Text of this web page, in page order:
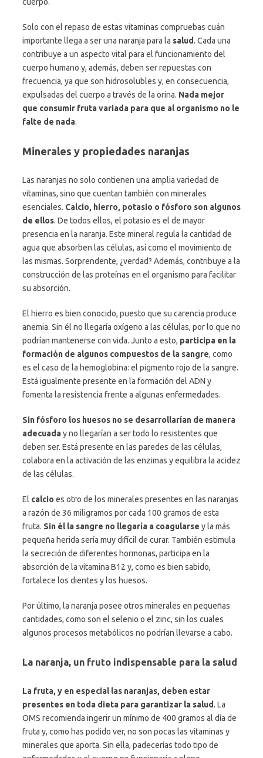
Solo con el repaso de estas vitaminas compruebas cuán
importante llega a ser una naranja para la salud. Cada una
contribuye a un aspecto vital para el funcionamiento del
cuerpo humano y, además, deben ser repuestas con
frecuencia, ya que son hidrosolubles y, en consecuencia,
expulsadas del cuerpo a través de la orina. Nada mejor
que consumir fruta variada para que al organismo no le
falte de nada.
Minerales y propiedades naranjas
Las naranjas no solo contienen una amplia variedad de
vitaminas, sino que cuentan también con minerales
esenciales. Calcio, hierro, potasio o fósforo son algunos
de ellos. De todos ellos, el potasio es el de mayor
presencia en la naranja. Este mineral regula la cantidad de
agua que absorben las células, así como el movimiento de
las mismas. Sorprendente, ¿verdad? Además, contribuye a la
construcción de las proteínas en el organismo para facilitar
su absorción.
El hierro es bien conocido, puesto que su carencia produce
anemia. Sin él no llegaría oxígeno a las células, por lo que no
podrían mantenerse con vida. Junto a esto, participa en la
formación de algunos compuestos de la sangre, como
es el caso de la hemoglobina: el pigmento rojo de la sangre.
Está igualmente presente en la formación del ADN y
fomenta la resistencia frente a algunas enfermedades.
Sin fósforo los huesos no se desarrollarían de manera
adecuaday no llegarían a ser todo lo resistentes que
deben ser. Está presente en las paredes de las células,
colabora en la activación de las enzimas y equilibra la acidez
de las células.
El calcio es otro de los minerales presentes en las naranjas
a razón de 36 miligramos por cada 100 gramos de esta
fruta. Sin él la sangre no llegaría a coagularse y la más
pequeña herida sería muy difícil de curar. También estimula
la secreción de diferentes hormonas, participa en la
absorción de la vitamina B12 y, como es bien sabido,
fortalece los dientes y los huesos.
Por último, la naranja posee otros minerales en pequeñas
cantidades, como son el selenio o el zinc, sin los cuales
algunos procesos metabólicos no podrían llevarse a cabo.
La naranja, un fruto indispensable para la salud
La fruta, y en especial las naranjas, deben estar
presentes en toda dieta para garantizar la salud. La
OMS recomienda ingerir un mínimo de 400 gramos al día de
fruta y, como has podido ver, no son pocas las vitaminas y
minerales que aporta. Sin ella, padecerías todo tipo de